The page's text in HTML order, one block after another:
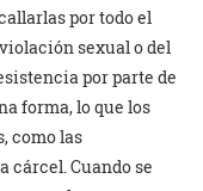
por todo el
sexual o del
por parte de
forma, lo que los
como las
cárcel. Cuando se